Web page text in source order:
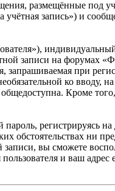
размещённые под
запись») и
записи на форумах
запрашиваемая при
ко вводу,
Кроме того,
регистрируясь на
обстоятельствах ни
вы сможете
и ваш адрес